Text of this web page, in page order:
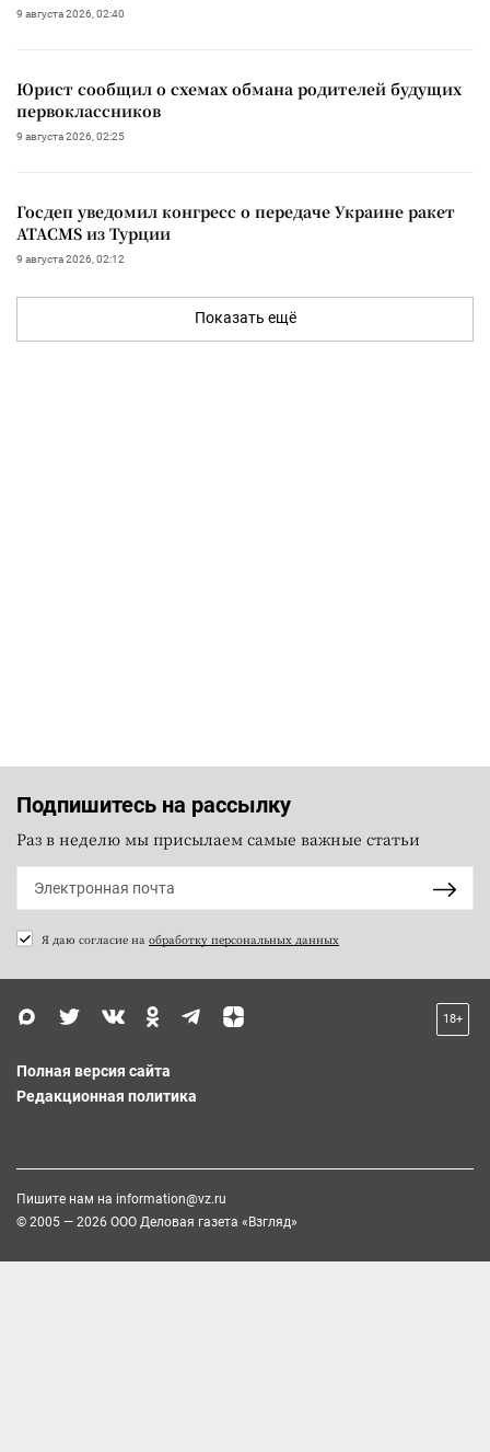
9 августа 2026, 02:40
Юрист сообщил о схемах обмана родителей будущих
первоклассников
9 августа 2026, 02:25
Госдеп уведомил конгресс о передаче Украине ракет
ATACMS из Турции
9 августа 2026, 02:12
Показать ещё
Подпишитесь на рассылку
Раз в неделю мы присылаем самые важные статьи
Я даю согласие на обработку персональных данных
18+
Полная версия сайта
Редакционная политика
Пишите нам на information@vz.ru
© 2005 — 2026 ООО Деловая газета «Взгляд»